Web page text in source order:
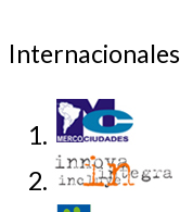
Internacionales